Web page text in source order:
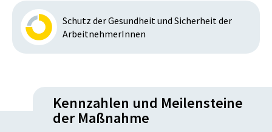
Schutz der Gesundheit und Sicherheit der
ArbeitnehmerInnen
Kennzahlen und Meilensteine
der Maßnahme